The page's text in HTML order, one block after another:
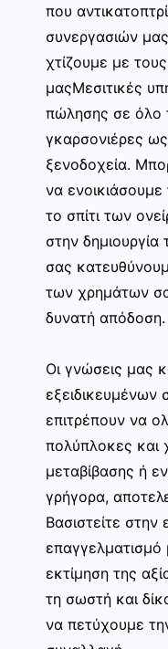
που
συνεργασιών
χτίζουμε με
μαςΜεσιτικές
πώλησης σε όλο
γκαρσονιέρες
ξενοδοχεία.
να
το σπίτι των
στην δημιουργία
σας
των χρημάτων
δυνατή απόδοση.
Οι γνώσεις μας
επιτρέπουν να
πολύπλοκες και
μεταβίβασης ή
γρήγορα,
Βασιστείτε στην
επαγγελματισμό
εκτίμηση της
τη σωστή και
να πετύχουμε